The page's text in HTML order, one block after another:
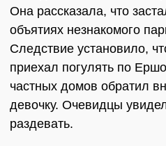
Она рассказала, что
объятиях незнакомого
Следствие установило,
приехал погулять по
частных домов обратил
девочку. Очевидцы
раздевать.